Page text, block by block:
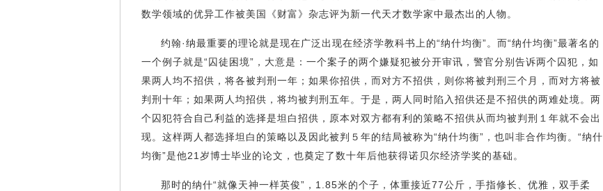
数学领域的优异工作被美国《财富》杂志评为新一代天才数学家中最杰出的人物。
约翰·纳最重要的理论就是现在广泛出现在经济学教科书上的“纳什均衡”。而“纳什均衡”最著名的
一个例子就是“囚徒困境”，大意是：一个案子的两个嫌疑犯被分开审讯，警官分别告诉两个囚犯，如
果两人均不招供，将各被判刑一年；如果你招供，而对方不招供，则你将被判刑三个月，而对方将被
判刑十年；如果两人均招供，将均被判刑五年。于是，两人同时陷入招供还是不招供的两难处境。两
个囚犯符合自己利益的选择是坦白招供，原本对双方都有利的策略不招供从而均被判刑１年就不会出
现。这样两人都选择坦白的策略以及因此被判５年的结局被称为“纳什均衡”，也叫非合作均衡。“纳什
均衡”是他21岁博士毕业的论文，也奠定了数十年后他获得诺贝尔经济学奖的基础。
那时的纳什“就像天神一样英俊”，1.85米的个子，体重接近77公斤，手指修长、优雅，双手柔